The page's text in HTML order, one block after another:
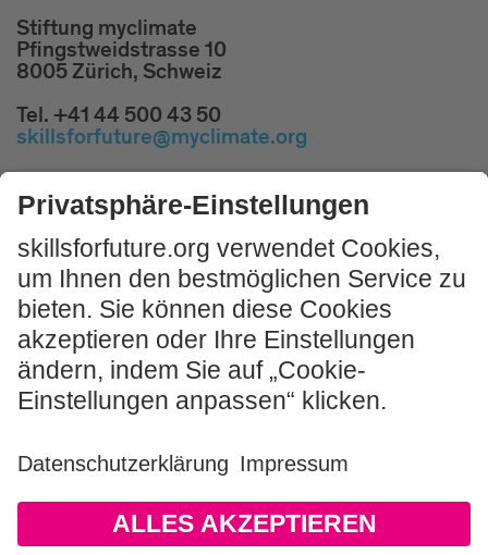
Stiftung myclimate
Pfingstweidstrasse 10
8005 Zürich, Schweiz
Tel. +41 44 500 43 50
skillsforfuture@myclimate.org
Impulsworkshop buchen!
JETZT MITMACHEN
Impressum und Nutzungshinweis
AGB
Datenschutz
Sitemap